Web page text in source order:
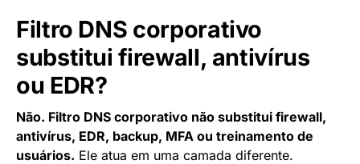
Filtro DNS corporativo
substitui firewall, antivírus
ou EDR?
Não. Filtro DNS corporativo não substitui firewall,
antivírus, EDR, backup, MFA ou treinamento de
usuários. Ele atua em uma camada diferente.